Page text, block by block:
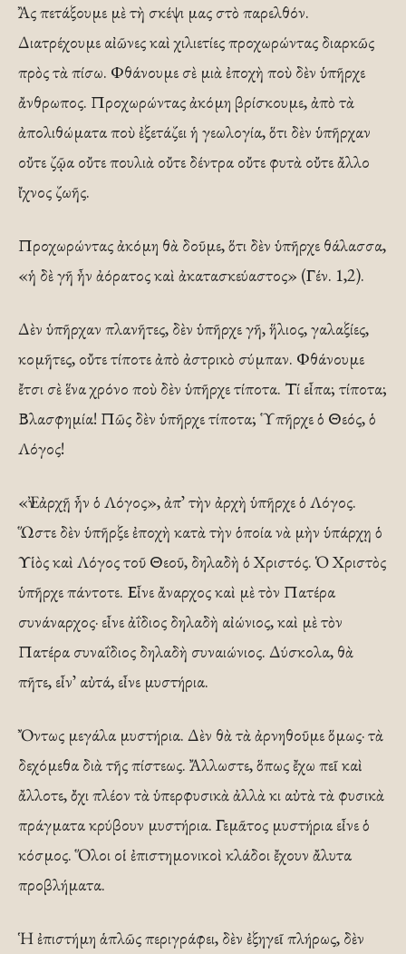
Ἂς πετάξουμε μὲ τὴ σκέψι μας στὸ παρελθόν.
Διατρέχουμε αἰῶνες καὶ χιλιετίες προχωρώντας διαρκῶς
πρὸς τὰ πίσω. Φθάνουμε σὲ μιὰ ἐποχὴ ποὺ δὲν ὑπῆρχε
ἄνθρωπος. Προχωρώντας ἀκόμη βρίσκουμε, ἀπὸ τὰ
ἀπολιθώματα ποὺ ἐξετάζει ἡ γεωλογία, ὅτι δὲν ὑπῆρχαν
οὔτε ζῷα οὔτε πουλιὰ οὔτε δέντρα οὔτε φυτὰ οὔτε ἄλλο
ἴχνος ζωῆς.
Προχωρώντας ἀκόμη θὰ δοῦμε, ὅτι δὲν ὑπῆρχε θάλασσα,
«ἡ δὲ γῆ ἦν ἀόρατος καὶ ἀκατασκεύαστος» (Γέν. 1,2).
Δὲν ὑπῆρχαν πλανῆτες, δὲν ὑπῆρχε γῆ, ἥλιος, γαλαξίες,
κομῆτες, οὔτε τίποτε ἀπὸ ἀστρικὸ σύμπαν. Φθάνουμε
ἔτσι σὲ ἕνα χρόνο ποὺ δὲν ὑπῆρχε τίποτα. Τί εἶπα; τίποτα;
Βλασφημία! Πῶς δὲν ὑπῆρχε τίποτα; Ὑπῆρχε ὁ Θεός, ὁ
Λόγος!
«Ἐν ἀρχῇ ἦν ὁ Λόγος», ἀπ᾽ τὴν ἀρχὴ ὑπῆρχε ὁ Λόγος.
Ὥστε δὲν ὑπῆρξε ἐποχὴ κατὰ τὴν ὁποία νὰ μὴν ὑπάρχῃ ὁ
Υἱὸς καὶ Λόγος τοῦ Θεοῦ, δηλαδὴ ὁ Χριστός. Ὁ Χριστὸς
ὑπῆρχε πάντοτε. Εἶνε ἄναρχος καὶ μὲ τὸν Πατέρα
συνάναρχος· εἶνε ἀΐδιος δηλαδὴ αἰώνιος, καὶ μὲ τὸν
Πατέρα συναΐδιος δηλαδὴ συναιώνιος. Δύσκολα, θὰ
πῆτε, εἶν᾽ αὐτά, εἶνε μυστήρια.
Ὄντως μεγάλα μυστήρια. Δὲν θὰ τὰ ἀρνηθοῦμε ὅμως· τὰ
δεχόμεθα διὰ τῆς πίστεως. Ἄλλωστε, ὅπως ἔχω πεῖ καὶ
ἄλλοτε, ὄχι πλέον τὰ ὑπερφυσικὰ ἀλλὰ κι αὐτὰ τὰ φυσικὰ
πράγματα κρύβουν μυστήρια. Γεμᾶτος μυστήρια εἶνε ὁ
κόσμος. Ὅλοι οἱ ἐπιστημονικοὶ κλάδοι ἔχουν ἄλυτα
προβλήματα.
Ἡ ἐπιστήμη ἁπλῶς περιγράφει, δὲν ἐξηγεῖ πλήρως, δὲν